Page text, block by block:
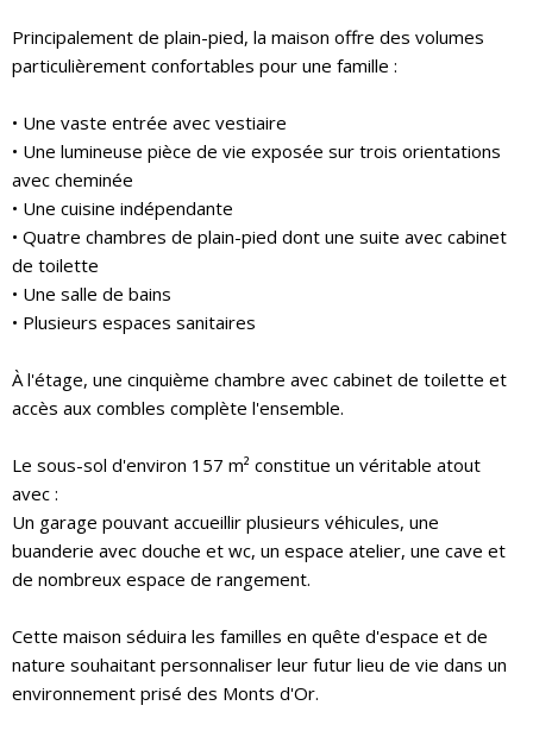
Principalement de plain-pied, la maison offre des volumes
particulièrement confortables pour une famille :
• Une vaste entrée avec vestiaire
• Une lumineuse pièce de vie exposée sur trois orientations
avec cheminée
• Une cuisine indépendante
• Quatre chambres de plain-pied dont une suite avec cabinet
de toilette
• Une salle de bains
• Plusieurs espaces sanitaires
À l'étage, une cinquième chambre avec cabinet de toilette et
accès aux combles complète l'ensemble.
Le sous-sol d'environ 157 m² constitue un véritable atout
avec :
Un garage pouvant accueillir plusieurs véhicules, une
buanderie avec douche et wc, un espace atelier, une cave et
de nombreux espace de rangement.
Cette maison séduira les familles en quête d'espace et de
nature souhaitant personnaliser leur futur lieu de vie dans un
environnement prisé des Monts d'Or.